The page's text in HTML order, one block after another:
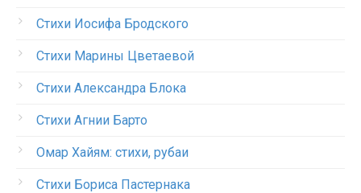
Стихи Иосифа Бродского
Стихи Марины Цветаевой
Стихи Александра Блока
Стихи Агнии Барто
Омар Хайям: стихи, рубаи
Стихи Бориса Пастернака